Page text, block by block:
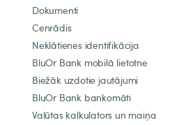
Dokumenti
Cenrādis
Neklātienes identifikācija
BluOr Bank mobilā lietotne
Biežāk uzdotie jautājumi
BluOr Bank bankomāti
Valūtas kalkulators un maiņa